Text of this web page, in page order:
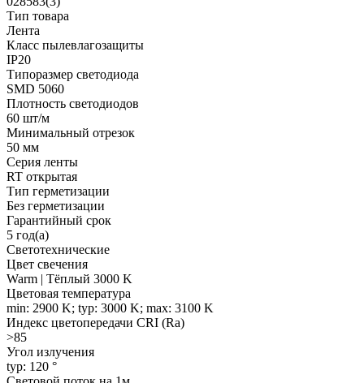
Тип товара
Лента
Класс пылевлагозащиты
IP20
Типоразмер светодиода
SMD 5060
Плотность светодиодов
60 шт/м
Минимальный отрезок
50 мм
Серия ленты
RT открытая
Тип герметизации
Без герметизации
Гарантийный срок
5 год(а)
Светотехнические
Цвет свечения
Warm | Тёплый 3000 K
Цветовая температура
min: 2900 K; typ: 3000 K; max: 3100 K
Индекс цветопередачи CRI (Ra)
>85
Угол излучения
typ: 120 °